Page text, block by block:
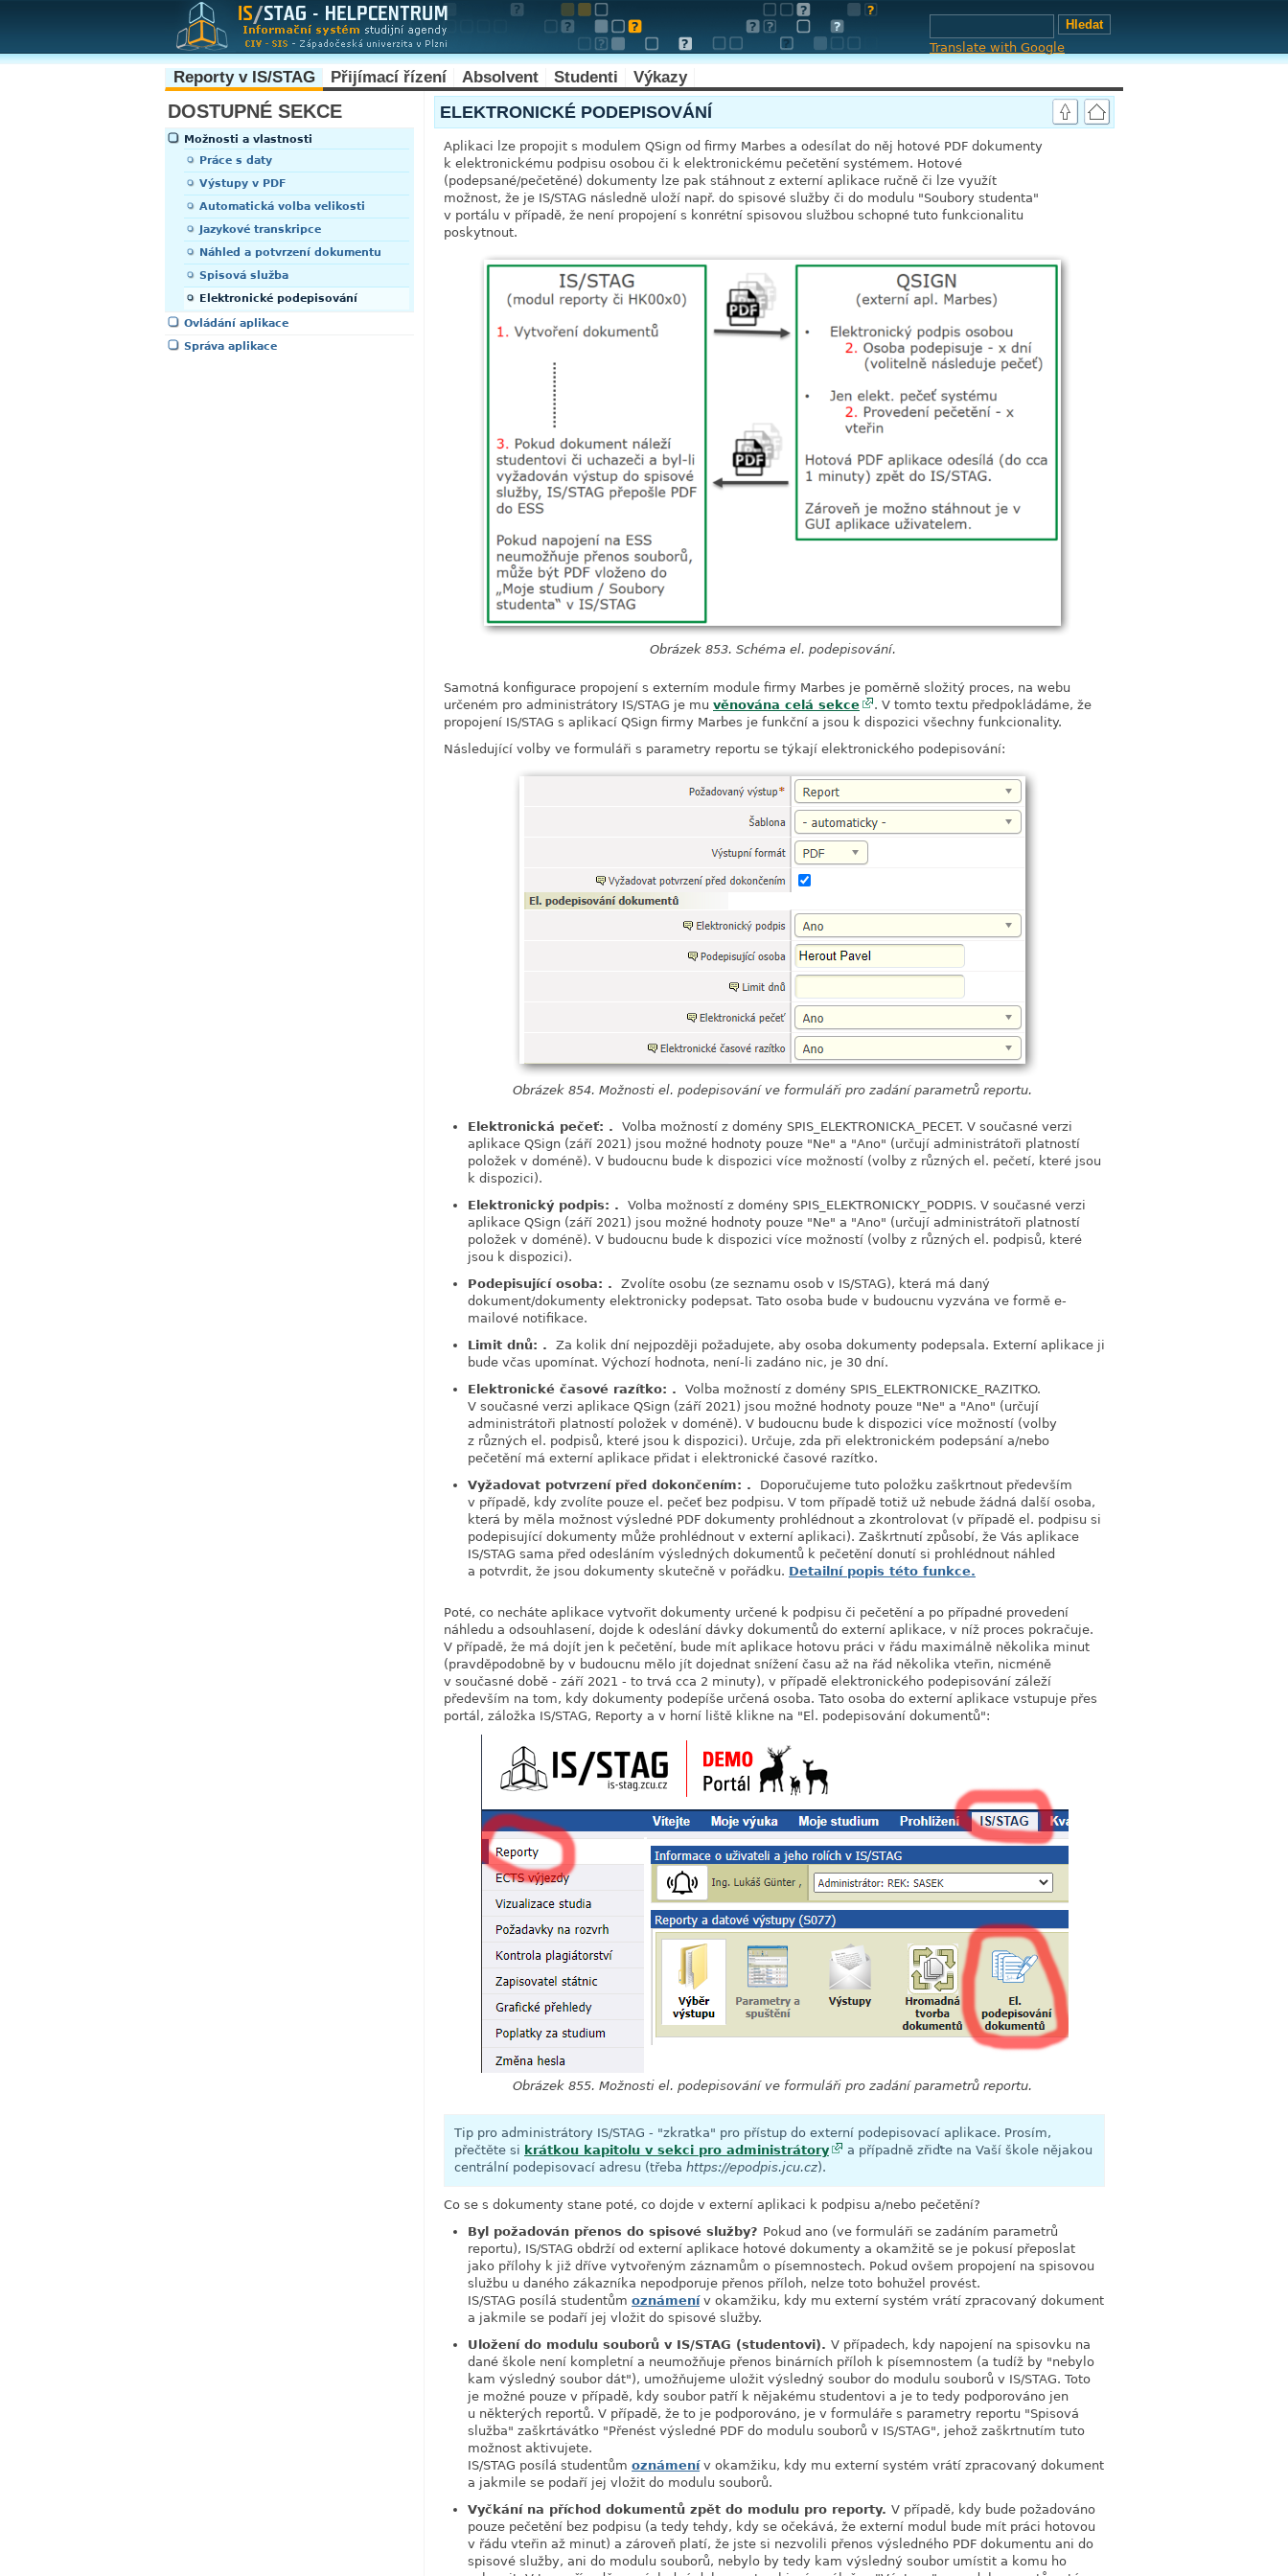
Translate with Google
Reporty v IS/STAG Přijímací řízení Absolvent Studenti Výkazy
DOSTUPNÉ SEKCE
Možnosti a vlastnosti
Práce s daty
Výstupy v PDF
Automatická volba velikosti
Jazykové transkripce
Náhled a potvrzení dokumentu
Spisová služba
Elektronické podepisování
Ovládání aplikace
Správa aplikace
ELEKTRONICKÉ PODEPISOVÁNÍ
Aplikaci lze propojit s modulem QSign od firmy Marbes a odesílat do něj hotové PDF dokumenty
k elektronickému podpisu osobou či k elektronickému pečetění systémem. Hotové
(podepsané/pečetěné) dokumenty lze pak stáhnout z externí aplikace ručně či lze využít
možnost, že je IS/STAG následně uloží např. do spisové služby či do modulu "Soubory studenta"
v portálu v případě, že není propojení s konrétní spisovou službou schopné tuto funkcionalitu
poskytnout.
Obrázek 853. Schéma el. podepisování.
Samotná konfigurace propojení s externím module firmy Marbes je poměrně složitý proces, na webu
určeném pro administrátory IS/STAG je mu věnována celá sekce
. V tomto textu předpokládáme, že
propojení IS/STAG s aplikací QSign firmy Marbes je funkční a jsou k dispozici všechny funkcionality.
Následující volby ve formuláři s parametry reportu se týkají elektronického podepisování:
Obrázek 854. Možnosti el. podepisování ve formuláři pro zadání parametrů reportu.
Elektronická pečeť: .
Volba možností z domény SPIS_ELEKTRONICKA_PECET. V současné verzi
aplikace QSign (září 2021) jsou možné hodnoty pouze "Ne" a "Ano" (určují administrátoři platností
položek v doméně). V budoucnu bude k dispozici více možností (volby z různých el. pečetí, které jsou
k dispozici).
Elektronický podpis: .
Volba možností z domény SPIS_ELEKTRONICKY_PODPIS. V současné verzi
aplikace QSign (září 2021) jsou možné hodnoty pouze "Ne" a "Ano" (určují administrátoři platností
položek v doméně). V budoucnu bude k dispozici více možností (volby z různých el. podpisů, které
jsou k dispozici).
Podepisující osoba: .
Zvolíte osobu (ze seznamu osob v IS/STAG), která má daný
dokument/dokumenty elektronicky podepsat. Tato osoba bude v budoucnu vyzvána ve formě e-
mailové notifikace.
Limit dnů: .
Za kolik dní nejpozději požadujete, aby osoba dokumenty podepsala. Externí aplikace ji
bude včas upomínat. Výchozí hodnota, není-li zadáno nic, je 30 dní.
Elektronické časové razítko: .
Volba možností z domény SPIS_ELEKTRONICKE_RAZITKO.
V současné verzi aplikace QSign (září 2021) jsou možné hodnoty pouze "Ne" a "Ano" (určují
administrátoři platností položek v doméně). V budoucnu bude k dispozici více možností (volby
z různých el. podpisů, které jsou k dispozici). Určuje, zda při elektronickém podepsání a/nebo
pečetění má externí aplikace přidat i elektronické časové razítko.
Vyžadovat potvrzení před dokončením: .
Doporučujeme tuto položku zaškrtnout především
v případě, kdy zvolíte pouze el. pečeť bez podpisu. V tom případě totiž už nebude žádná další osoba,
která by měla možnost výsledné PDF dokumenty prohlédnout a zkontrolovat (v případě el. podpisu si
podepisující dokumenty může prohlédnout v externí aplikaci). Zaškrtnutí způsobí, že Vás aplikace
IS/STAG sama před odesláním výsledných dokumentů k pečetění donutí si prohlédnout náhled
a potvrdit, že jsou dokumenty skutečně v pořádku. Detailní popis této funkce.
Poté, co necháte aplikace vytvořit dokumenty určené k podpisu či pečetění a po případné provedení
náhledu a odsouhlasení, dojde k odeslání dávky dokumentů do externí aplikace, v níž proces pokračuje.
V případě, že má dojít jen k pečetění, bude mít aplikace hotovu práci v řádu maximálně několika minut
(pravděpodobně by v budoucnu mělo jít dojednat snížení času až na řád několika vteřin, nicméně
v současné době - září 2021 - to trvá cca 2 minuty), v případě elektronického podepisování záleží
především na tom, kdy dokumenty podepíše určená osoba. Tato osoba do externí aplikace vstupuje přes
portál, záložka IS/STAG, Reporty a v horní liště klikne na "El. podepisování dokumentů":
Obrázek 855. Možnosti el. podepisování ve formuláři pro zadání parametrů reportu.
Tip pro administrátory IS/STAG - "zkratka" pro přístup do externí podepisovací aplikace. Prosím,
přečtěte si krátkou kapitolu v sekci pro administrátory
a případně zřiďte na Vaší škole nějakou
centrální podepisovací adresu (třeba https://epodpis.jcu.cz).
Co se s dokumenty stane poté, co dojde v externí aplikaci k podpisu a/nebo pečetění?
Byl požadován přenos do spisové služby? Pokud ano (ve formuláři se zadáním parametrů
reportu), IS/STAG obdrží od externí aplikace hotové dokumenty a okamžitě se je pokusí přeposlat
jako přílohy k již dříve vytvořeným záznamům o písemnostech. Pokud ovšem propojení na spisovou
službu u daného zákazníka nepodporuje přenos příloh, nelze toto bohužel provést.
IS/STAG posílá studentům oznámenív okamžiku, kdy mu externí systém vrátí zpracovaný dokument
a jakmile se podaří jej vložit do spisové služby.
Uložení do modulu souborů v IS/STAG (studentovi). V případech, kdy napojení na spisovku na
dané škole není kompletní a neumožňuje přenos binárních příloh k písemnostem (a tudíž by "nebylo
kam výsledný soubor dát"), umožňujeme uložit výsledný soubor do modulu souborů v IS/STAG. Toto
je možné pouze v případě, kdy soubor patří k nějakému studentovi a je to tedy podporováno jen
u některých reportů. V případě, že to je podporováno, je v formuláře s parametry reportu "Spisová
služba" zaškrtávátko "Přenést výsledné PDF do modulu souborů v IS/STAG", jehož zaškrtnutím tuto
možnost aktivujete.
IS/STAG posílá studentům oznámenív okamžiku, kdy mu externí systém vrátí zpracovaný dokument
a jakmile se podaří jej vložit do modulu souborů.
Vyčkání na příchod dokumentů zpět do modulu pro reporty. V případě, kdy bude požadováno
pouze pečetění bez podpisu (a tedy tehdy, kdy se očekává, že externí modul bude mít práci hotovou
v řádu vteřin až minut) a zároveň platí, že jste si nezvolili přenos výsledného PDF dokumentu ani do
spisové služby, ani do modulu souborů, nebylo by tedy kam výsledný soubor umístit a komu ho